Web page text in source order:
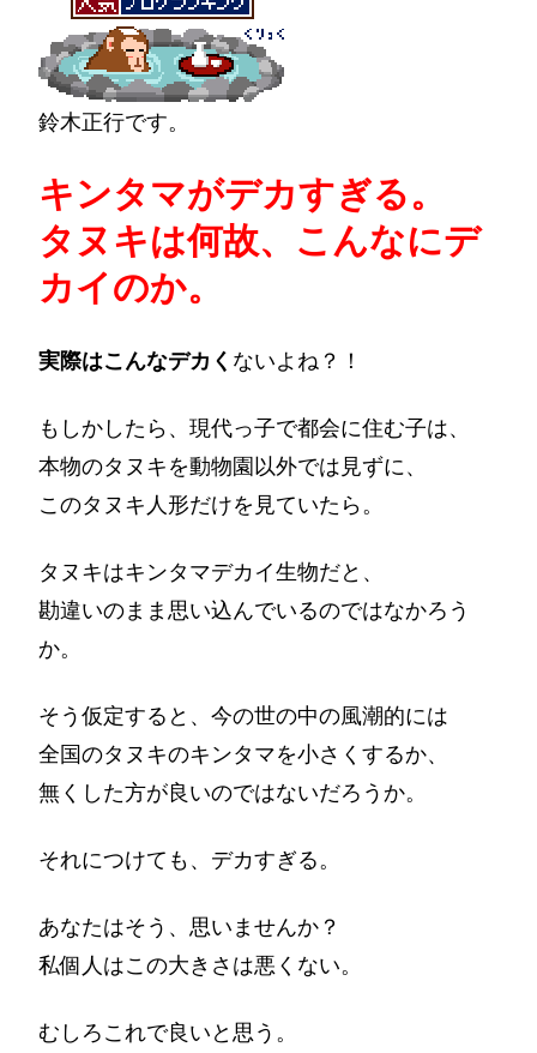
鈴木正行です。
キンタマがデカすぎる。
タヌキは何故、こんなにデ
カイのか。
実際はこんなデカく ないよね？！
もしかしたら、現代っ子で都会に住む子は、
本物のタヌキを動物園以外では見ずに、
このタヌキ人形だけを見ていたら。
タヌキはキンタマデカイ生物だと、
勘違いのまま思い込んでいるのではなかろう
か。
そう仮定すると、今の世の中の風潮的には
全国のタヌキのキンタマを小さくするか、
無くした方が良いのではないだろうか。
それにつけても、デカすぎる。
あなたはそう、思いませんか？
私個人はこの大きさは悪くない。
むしろこれで良いと思う。